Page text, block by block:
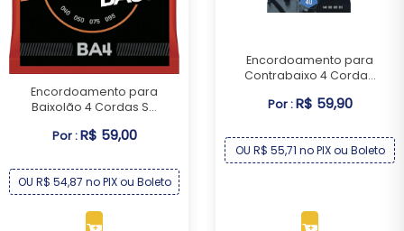
Encordoamento para
Baixolão 4 Cordas S...
Por :R$ 59,00
OU R$ 54,87 no PIX ou Boleto
Encordoamento para
Contrabaixo 4 Corda...
Por :R$ 59,90
OU R$ 55,71 no PIX ou Boleto